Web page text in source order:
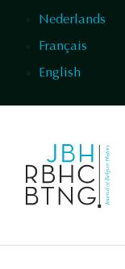
Nederlands
Français
English